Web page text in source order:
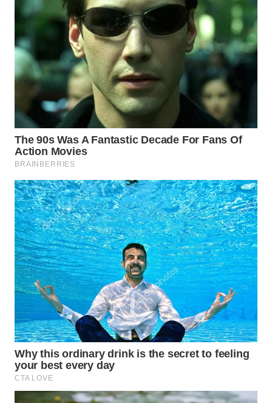
WN
PRIANGAN
WN
SEMARANG
WN
SOLO
WN
BOROBUDUR
WN
MADURA
WN
SURABAYA
WN
NATUNA
WN
BINTAN
WN
MANDALIKA